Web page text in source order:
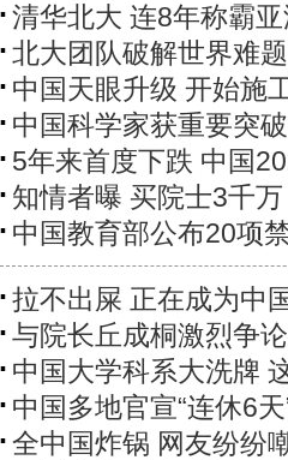
清华北大 连8年称霸亚
北大团队破解世界难题
中国天眼升级 开始施
中国科学家获重要突破
5年来首度下跌 中国
知情者曝 买院士3千
中国教育部公布20项
拉不出屎 正在成为中
与院长丘成桐激烈争
中国大学科系大洗牌
中国多地官宣“连休6
全中国炸锅 网友纷纷